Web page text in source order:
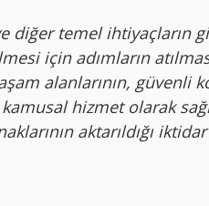
diğer temel ihtiyaçların
için adımların
alanlarının, güvenli
hizmet olarak
aktarıldığı